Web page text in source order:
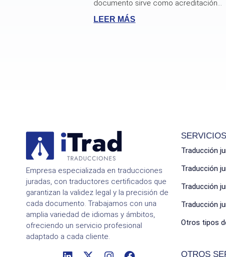
documento sirve como acreditación...
LEER MÁS
Empresa especializada en traducciones
juradas, con traductores certificados que
garantizan la validez legal y la precisión de
cada documento. Trabajamos con una
amplia variedad de idiomas y ámbitos,
ofreciendo un servicio profesional
adaptado a cada cliente.
Traducción
Traducción
Traducción
Traducción
Otros tipos
OTROS